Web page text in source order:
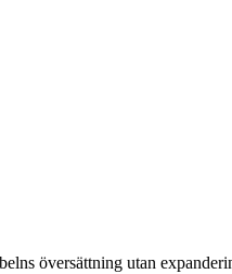
översättning utan